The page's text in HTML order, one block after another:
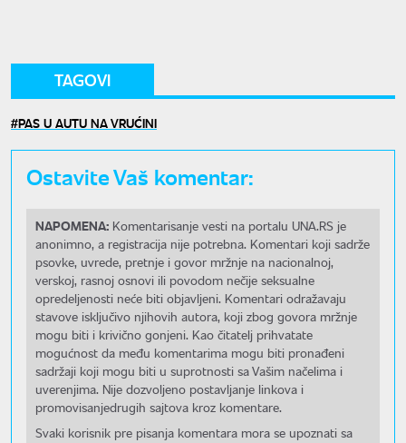
TAGOVI
PAS U AUTU NA VRUĆINI
Ostavite Vaš komentar:
NAPOMENA: Komentarisanje vesti na portalu UNA.RS je
anonimno, a registracija nije potrebna. Komentari koji sadrže
psovke, uvrede, pretnje i govor mržnje na nacionalnoj,
verskoj, rasnoj osnovi ili povodom nečije seksualne
opredeljenosti neće biti objavljeni. Komentari odražavaju
stavove isključivo njihovih autora, koji zbog govora mržnje
mogu biti i krivično gonjeni. Kao čitatelj prihvatate
mogućnost da među komentarima mogu biti pronađeni
sadržaji koji mogu biti u suprotnosti sa Vašim načelima i
uverenjima. Nije dozvoljeno postavljanje linkova i
promovisanjedrugih sajtova kroz komentare.
Svaki korisnik pre pisanja komentara mora se upoznati sa